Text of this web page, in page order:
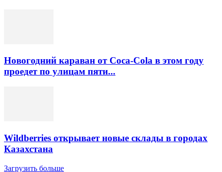
Новогодний караван от Coca-Cola в этом году
проедет по улицам пяти...
Wildberries открывает новые склады в городах
Казахстана
Загрузить больше